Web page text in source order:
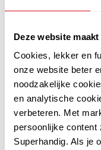
Deze website
Cookies, lekker en
onze website beter
noodzakelijke
en analytische
verbeteren. Met
persoonlijke content
Superhandig. Als je